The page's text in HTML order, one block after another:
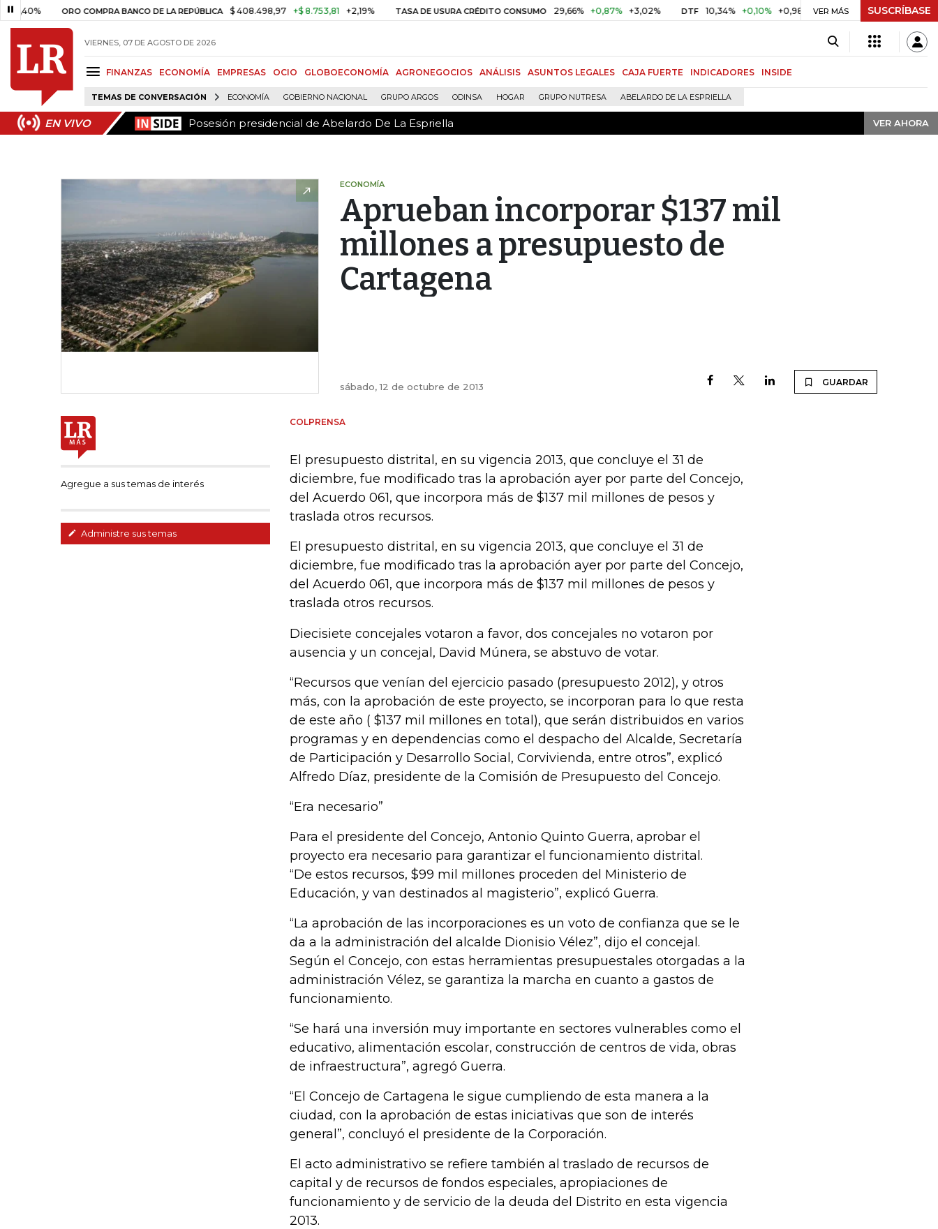
ORO COMPRA BANCO DE LA REPÚBLICA $ 408.498,97 +$ 8.753,81 +2,19% TASA DE USURA CRÉDITO CONSUMO 29,66% +0,87% +3,02% DTF 10,34% +0,10% +0,98% UVR $ 416,91 +$ 0,05 +0,01%
VER MÁS SUSCRÍBASE
VIERNES, 07 DE AGOSTO DE 2026
FINANZAS ECONOMÍA EMPRESAS OCIO GLOBOECONOMÍA AGRONEGOCIOS ANÁLISIS ASUNTOS LEGALES CAJA FUERTE INDICADORES INSIDE
TEMAS DE CONVERSACIÓN ECONOMÍA GOBIERNO NACIONAL GRUPO ARGOS ODINSA HOGAR GRUPO NUTRESA ABELARDO DE LA ESPRIELLA
EN VIVO Posesión presidencial de Abelardo De La Espriella VER AHORA
EN VIVO Posesión presidencial de Abelardo De La Espriella VER AHORA
ECONOMÍA
Aprueban incorporar $137 mil
millones a presupuesto de
Cartagena
sábado, 12 de octubre de 2013 GUARDAR
Agregue a sus temas de interés
Administre sus temas
COLPRENSA
El presupuesto distrital, en su vigencia 2013, que concluye el 31 de
diciembre, fue modificado tras la aprobación ayer por parte del Concejo,
del Acuerdo 061, que incorpora más de $137 mil millones de pesos y
traslada otros recursos.
El presupuesto distrital, en su vigencia 2013, que concluye el 31 de
diciembre, fue modificado tras la aprobación ayer por parte del Concejo,
del Acuerdo 061, que incorpora más de $137 mil millones de pesos y
traslada otros recursos.
Diecisiete concejales votaron a favor, dos concejales no votaron por
ausencia y un concejal, David Múnera, se abstuvo de votar.
“Recursos que venían del ejercicio pasado (presupuesto 2012), y otros
más, con la aprobación de este proyecto, se incorporan para lo que resta
de este año ( $137 mil millones en total), que serán distribuidos en varios
programas y en dependencias como el despacho del Alcalde, Secretaría
de Participación y Desarrollo Social, Corvivienda, entre otros”, explicó
Alfredo Díaz, presidente de la Comisión de Presupuesto del Concejo.
“Era necesario”
Para el presidente del Concejo, Antonio Quinto Guerra, aprobar el
proyecto era necesario para garantizar el funcionamiento distrital.
“De estos recursos, $99 mil millones proceden del Ministerio de
Educación, y van destinados al magisterio”, explicó Guerra.
“La aprobación de las incorporaciones es un voto de confianza que se le
da a la administración del alcalde Dionisio Vélez”, dijo el concejal.
Según el Concejo, con estas herramientas presupuestales otorgadas a la
administración Vélez, se garantiza la marcha en cuanto a gastos de
funcionamiento.
“Se hará una inversión muy importante en sectores vulnerables como el
educativo, alimentación escolar, construcción de centros de vida, obras
de infraestructura”, agregó Guerra.
“El Concejo de Cartagena le sigue cumpliendo de esta manera a la
ciudad, con la aprobación de estas iniciativas que son de interés
general”, concluyó el presidente de la Corporación.
El acto administrativo se refiere también al traslado de recursos de
capital y de recursos de fondos especiales, apropiaciones de
funcionamiento y de servicio de la deuda del Distrito en esta vigencia
2013.